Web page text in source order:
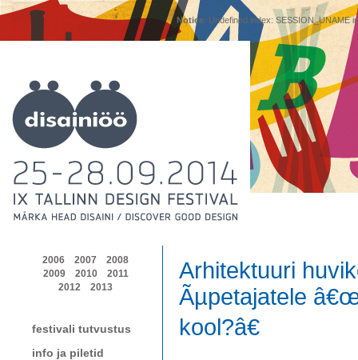
Notice: Undefined index: SESSION_UNAME
2006 2007
2008
2009
2010
2011
2012
2013
festivali tutvustus
info ja piletid
Arhitektuuri
Ãµpetajatele
kool?â€